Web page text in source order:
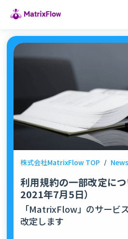
株式会社MatrixFlow TOP / News
利用規約の一部改定につ
2021年7月5日）
「MatrixFlow」のサービ
改定します